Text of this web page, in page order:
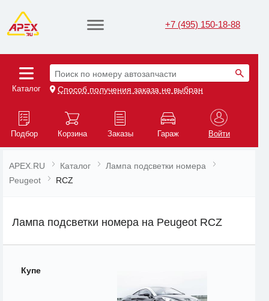
+7 (495) 150-18-88
Каталог
Поиск по номеру автозапчасти
Способ получения заказа не выбран
Подбор Корзина Заказы Гараж Войти
APEX.RU Каталог
Лампа подсветки номера
Peugeot
RCZ
Лампа подсветки номера на Peugeot RCZ
Купе